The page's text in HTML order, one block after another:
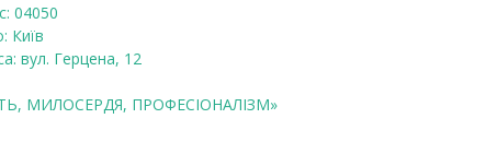
04050
Київ
вул. Герцена, 12
МИЛОСЕРДЯ, ПРОФЕСІОНАЛІЗМ»